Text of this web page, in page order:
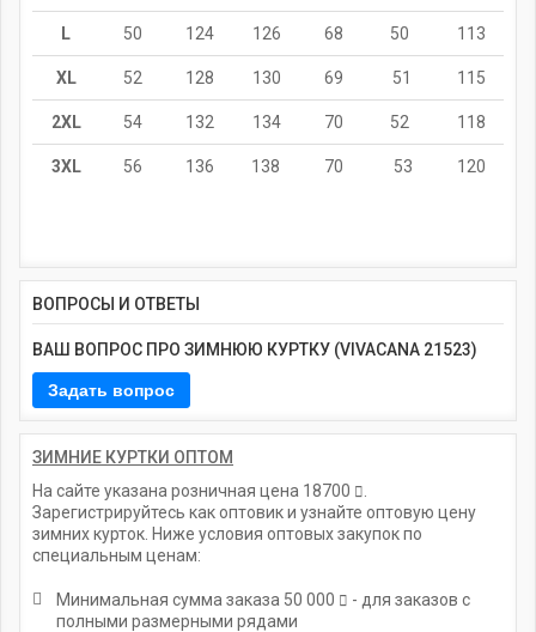
L 50 124 126 68 50 113
XL 52 128 130 69 51 115
2XL 54 132 134 70 52 118
3XL 56 136 138 70 53 120
ВОПРОСЫ И ОТВЕТЫ
ВАШ ВОПРОС ПРО ЗИМНЮЮ КУРТКУ (VIVACANA 21523)
ЗИМНИЕ КУРТКИ ОПТОМ
На сайте указана розничная цена 18700
Зарегистрируйтесь как оптовик и узнайте оптовую цену
зимних курток. Ниже условия оптовых закупок по
специальным ценам:
Минимальная сумма заказа 50 000
- для заказов с
полными размерными рядами